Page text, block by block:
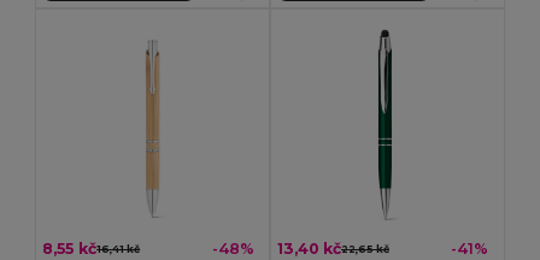
8,55 kč16,41 kč -48% 13,40 kč22,65 kč -41%